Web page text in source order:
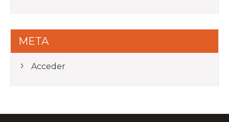
META
Acceder